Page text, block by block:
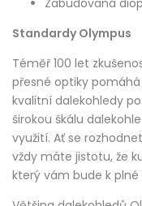
Zabudovaná
Standardy Olympus
Téměř 100 let
přesné optiky
kvalitní dalekohledy
širokou škálu
využití. Ať se
vždy máte jistotu, že
který vám bude k